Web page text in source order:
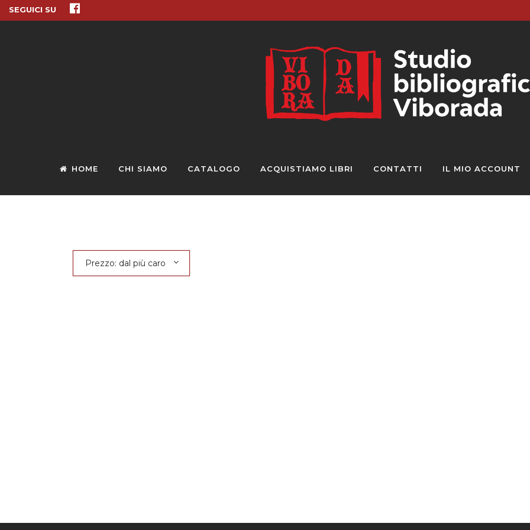
SEGUICI SU
HOME CHI SIAMO CATALOGO ACQUISTIAMO LIBRI CONTATTI IL MIO ACCOUNT
Prezzo: dal più caro